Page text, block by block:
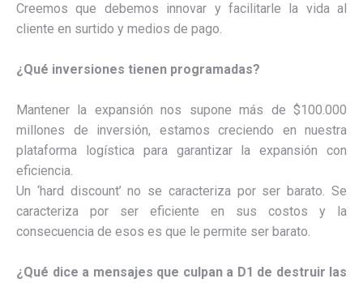
Creemos que debemos innovar y facilitarle la vida al
cliente en surtido y medios de pago.
¿Qué inversiones tienen programadas?
Mantener la expansión nos supone más de $100.000
millones de inversión, estamos creciendo en nuestra
plataforma logística para garantizar la expansión con
eficiencia.
Un ‘hard discount’ no se caracteriza por ser barato. Se
caracteriza por ser eficiente en sus costos y la
consecuencia de esos es que le permite ser barato.
¿Qué dice a mensajes que culpan a D1 de destruir las